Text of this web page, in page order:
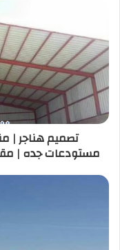
تصميم هناجر |
مستودعات جده |